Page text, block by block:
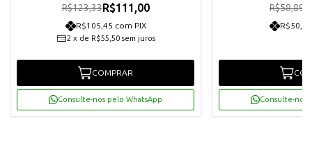
R$123,33R$111,00
R$105,45 com PIX
2 x de R$55,50 sem juros
COMPRAR
Consulte-nos pelo WhatsApp
R$58,89
Consulte-nos